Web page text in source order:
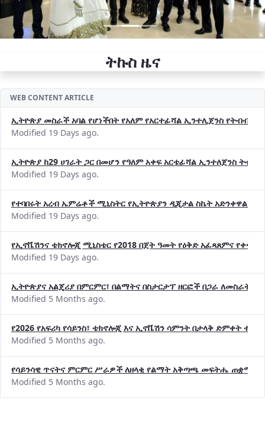
ትኩስ ዜና
WEB CONTENT ARTICLE
ኢትዮጵያ መስራች አባል የሆነችበት የአለም የአርተፊሻል ኢንተሊጀንስ የትብብር
Modified 19 Days ago.
ኢትዮጵያ ከ29 ሀገራት ጋር በመሆን የዓለም አቀፍ አርቴፊሻል ኢንተለጀንስ
Modified 19 Days ago.
የተባበሩት አረብ ኤምሬቶች ሚኒስትር የኢትዮጵያን ዲጂታል ስኬት አድንቀዋል
Modified 19 Days ago.
የኢኖቬሽንና ቴክኖሎጂ ሚኒስቴር የ2018 በጀት ዓመት የዕቅድ አፈጻጸምና
Modified 19 Days ago.
ኢትዮጵያና አልጄሪያ በምርምር፣ በልማትና በስታርታፕ ዘርፎች በጋራ ለመስራት
Modified 5 Months ago.
የ2026 የአፍሪካ የሳይንስ፣ ቴክኖሎጂ እና ኢኖቬሽን ሳምንት በታላቅ ድምቀት
Modified 5 Months ago.
የሳይንሳዊ ጥናትና ምርምር ሥራዎች ለዘላቂ የልማት አቅጣጫ መፍትሔ ጠቋሚ
Modified 5 Months ago.